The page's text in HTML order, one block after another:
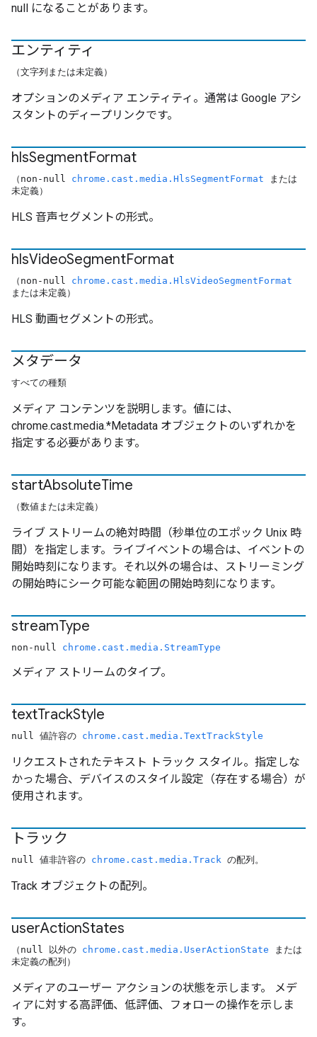
null になることがあります。
エンティティ
（文字列または未定義）
オプションのメディア エンティティ。通常は Google アシ
スタントのディープリンクです。
hlsSegmentFormat
（non-null chrome.cast.media.HlsSegmentFormat または
未定義）
HLS 音声セグメントの形式。
hlsVideoSegmentFormat
（non-null chrome.cast.media.HlsVideoSegmentFormat
または未定義）
HLS 動画セグメントの形式。
メタデータ
すべての種類
メディア コンテンツを説明します。値には、
chrome.cast.media.*Metadata オブジェクトのいずれかを
指定する必要があります。
startAbsoluteTime
（数値または未定義）
ライブ ストリームの絶対時間（秒単位のエポック Unix 時
間）を指定します。ライブイベントの場合は、イベントの
開始時刻になります。それ以外の場合は、ストリーミング
の開始時にシーク可能な範囲の開始時刻になります。
streamType
non-null chrome.cast.media.StreamType
メディア ストリームのタイプ。
textTrackStyle
null 値許容の chrome.cast.media.TextTrackStyle
リクエストされたテキスト トラック スタイル。指定しな
かった場合、デバイスのスタイル設定（存在する場合）が
使用されます。
トラック
null 値非許容の chrome.cast.media.Track の配列。
Track オブジェクトの配列。
userActionStates
（null 以外の chrome.cast.media.UserActionState または
未定義の配列）
メディアのユーザー アクションの状態を示します。 メデ
ィアに対する高評価、低評価、フォローの操作を示しま
す。